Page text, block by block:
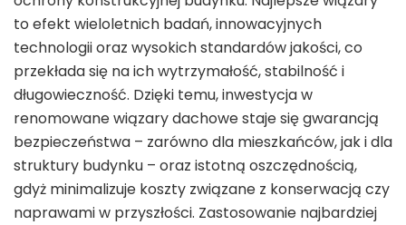
to efekt wieloletnich badań, innowacyjnych
technologii oraz wysokich standardów jakości, co
przekłada się na ich wytrzymałość, stabilność i
długowieczność. Dzięki temu, inwestycja w
renomowane wiązary dachowe staje się gwarancją
bezpieczeństwa – zarówno dla mieszkańców, jak i dla
struktury budynku – oraz istotną oszczędnością,
gdyż minimalizuje koszty związane z konserwacją czy
naprawami w przyszłości. Zastosowanie najbardziej